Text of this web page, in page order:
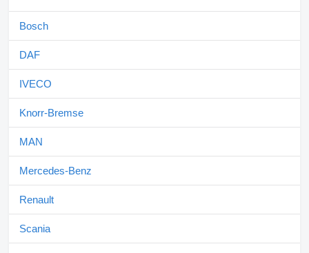
Bosch
DAF
IVECO
Knorr-Bremse
MAN
Mercedes-Benz
Renault
Scania